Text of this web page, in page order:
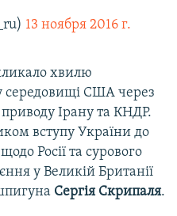
13 ноября 2016 г.
хвилю
середовищі США через
Ірану та КНДР.
вступу України до
Росії та сурового
у Великій Британії
Сергія Скрипаля.